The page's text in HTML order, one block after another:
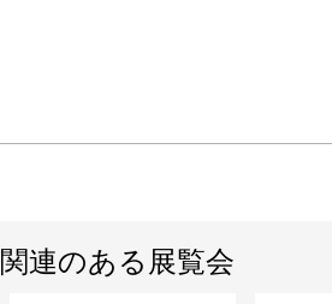
関連のある展覧会